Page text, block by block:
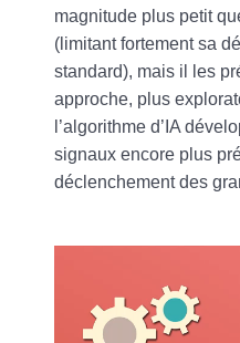
magnitude plus petit
(limitant fortement sa
standard), mais il les
approche, plus
l’algorithme d’IA
signaux encore plus
déclenchement des